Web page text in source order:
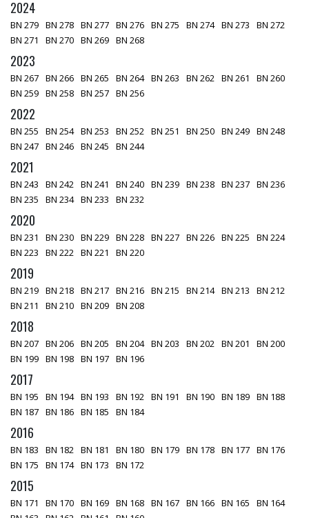
2024
BN 279 BN 278 BN 277 BN 276 BN 275 BN 274 BN 273
BN 272
BN 271
BN 270 BN 269 BN 268
2023
BN 267 BN 266 BN 265 BN 264 BN 263 BN 262 BN 261
BN 260
BN 259 BN 258 BN 257 BN 256
2022
BN 255 BN 254 BN 253 BN 252 BN 251 BN 250 BN 249 BN 248
BN 247 BN 246 BN 245 BN 244
2021
BN 243 BN 242 BN 241 BN 240 BN 239 BN 238 BN 237 BN 236
BN 235
BN 234 BN 233 BN 232
2020
BN 231 BN 230 BN 229 BN 228 BN 227 BN 226 BN 225
BN 224
BN 223
BN 222 BN 221 BN 220
2019
BN 219 BN 218 BN 217 BN 216 BN 215 BN 214 BN 213
BN 212
BN 211
BN 210 BN 209 BN 208
2018
BN 207 BN 206 BN 205 BN 204 BN 203 BN 202 BN 201
BN 200
BN 199 BN 198 BN 197 BN 196
2017
BN 195 BN 194 BN 193 BN 192 BN 191 BN 190 BN 189 BN 188
BN 187 BN 186 BN 185 BN 184
2016
BN 183 BN 182 BN 181 BN 180 BN 179 BN 178 BN 177 BN 176
BN 175
BN 174 BN 173 BN 172
2015
BN 171 BN 170 BN 169 BN 168 BN 167 BN 166 BN 165
BN 164